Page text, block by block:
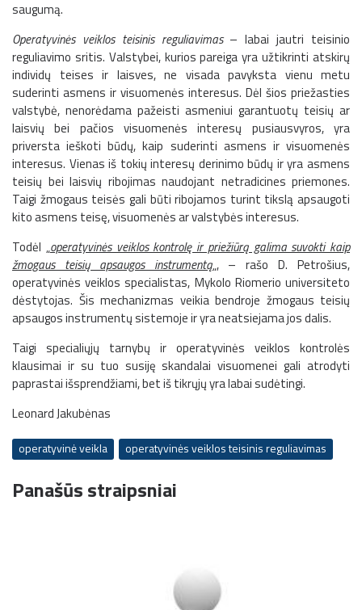
saugumą.
Operatyvinės veiklos teisinis reguliavimas– labai jautri teisinio
reguliavimo sritis. Valstybei, kurios pareiga yra užtikrinti atskirų
individų teises ir laisves, ne visada pavyksta vienu metu
suderinti asmens ir visuomenės interesus. Dėl šios priežasties
valstybė, nenorėdama pažeisti asmeniui garantuotų teisių ar
laisvių bei pačios visuomenės interesų pusiausvyros, yra
priversta ieškoti būdų, kaip suderinti asmens ir visuomenės
interesus. Vienas iš tokių interesų derinimo būdų ir yra asmens
teisių bei laisvių ribojimas naudojant netradicines priemones.
Taigi žmogaus teisės gali būti ribojamos turint tikslą apsaugoti
kito asmens teisę, visuomenės ar valstybės interesus.
Todėl „operatyvinės veiklos kontrolę ir priežiūrą galima suvokti kaip
žmogaus teisių apsaugos instrumentą„, – rašo D. Petrošius,
operatyvinės veiklos specialistas, Mykolo Riomerio universiteto
dėstytojas. Šis mechanizmas veikia bendroje žmogaus teisių
apsaugos instrumentų sistemoje ir yra neatsiejama jos dalis.
Taigi specialiųjų tarnybų ir operatyvinės veiklos kontrolės
klausimai ir su tuo susiję skandalai visuomenei gali atrodyti
paprastai išsprendžiami, bet iš tikrųjų yra labai sudėtingi.
Leonard Jakubėnas
operatyvinė veikla operatyvinės veiklos teisinis reguliavimas
Panašūs straipsniai